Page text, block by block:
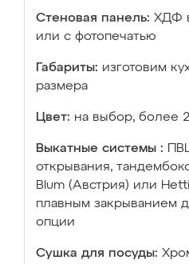
Стеновая панель: ХДФ
или с фотопечатью
Габариты: изготовим
размера
Цвет: на выбор, более
Выкатные системы :
открывания,
Blum (Австрия) или
плавным закрыванием
опции
Сушка для посуды: